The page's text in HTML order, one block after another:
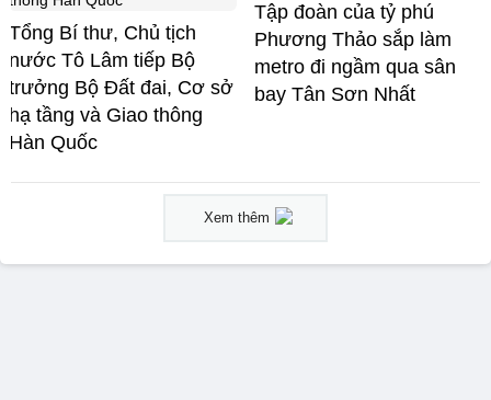
Tổng Bí thư, Chủ tịch
nước Tô Lâm tiếp Bộ
trưởng Bộ Đất đai, Cơ sở
hạ tầng và Giao thông
Hàn Quốc
Tập đoàn của tỷ phú
Phương Thảo sắp làm
metro đi ngầm qua sân
bay Tân Sơn Nhất
Xem thêm